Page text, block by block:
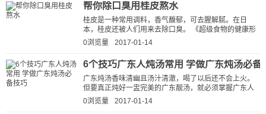
帮你除口臭用桂皮熬水
桂皮是一种常用调料，香气馥郁，可去腥解腻。在日
本，桂皮还被人们用来去除口臭。 《超级食物的健康形
态》作者、美国医学博士史蒂文·...
0浏览量 2017-01-14
6个技巧广东人炖汤常用 学做广东炖汤必备
广东炖汤香味清幽且汤汁清澈，喝了以后还不会上火。
但要真正炖好一盅完美的广东靓汤，就必须掌握广东人
炖汤常用的6个技巧，是学做广东...
0浏览量 2017-01-14